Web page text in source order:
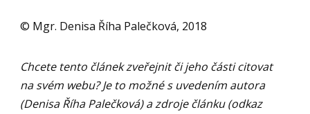
© Mgr. Denisa Říha Palečková, 2018
Chcete tento článek zveřejnit či jeho části citovat
na svém webu? Je to možné s uvedením autora
(Denisa Říha Palečková) a zdroje článku (odkaz